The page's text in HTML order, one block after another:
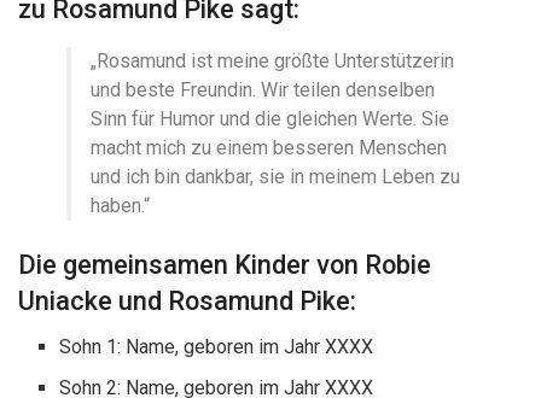
zu Rosamund Pike sagt:
„Rosamund ist meine größte Unterstützerin
und beste Freundin. Wir teilen denselben
Sinn für Humor und die gleichen Werte. Sie
macht mich zu einem besseren Menschen
und ich bin dankbar, sie in meinem Leben zu
haben.“
Die gemeinsamen Kinder von Robie
Uniacke und Rosamund Pike:
Sohn 1: Name, geboren im Jahr XXXX
Sohn 2: Name, geboren im Jahr XXXX